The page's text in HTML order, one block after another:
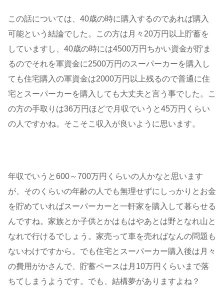
この話については、40歳の時に購入するのであれば購入
可能という結論でした。この方は月々20万円以上貯蓄を
していますし、40歳の時には4500万円ちかい資金が貯ま
るのでそれを軍資金に2500万円のスーパーカーを購入し
ても住宅購入の軍資金は2000万円以上残るので普通に住
宅とスーパーカーを購入しても大丈夫と言う事でした。こ
の方の手取りは36万円ほどで月収でいうと45万円くらい
の人ですかね。そこそこ収入が良いように思います。
年収でいうと600～700万円くらいの人かなと思います
が、そのくらいの年齢の人でも無理せずにしっかりとお金
を貯めていればスーパーカーと一軒家を購入して暮らせる
んですね。家族とか子供とかはもはやあとは野となれ山と
なれで行けるでしょう。家売って車を売ればなんの問題も
ないわけですから。でも住宅とスーパーカー購入後は月々
の費用がかさんで、貯蓄ペースは月10万円くらいまで落
ちてしまうようです。でも、結構夢がありますよね？